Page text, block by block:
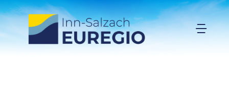
Zum
Inhalt
springen